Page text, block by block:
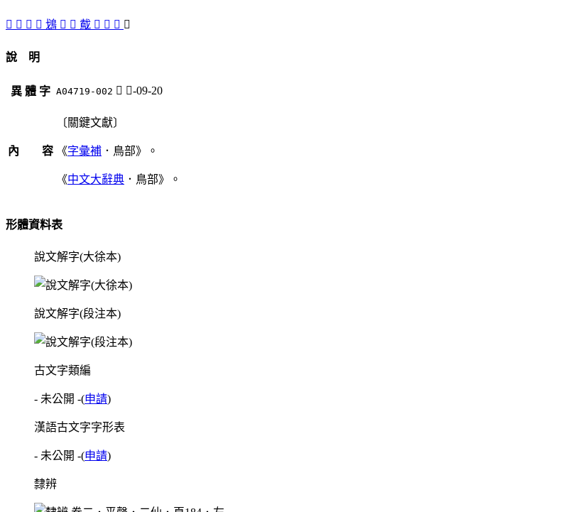
󶹞 𩾢 󶹢 󶹠 𩾷 󶹡 󶹜 䳒 󶹟 𪀝 󶹝 𪃘
說 明
異 體 字 A04719-002 𪃘 鳥-09-20
內 容
〔關鍵文獻〕
《字彙補 ．鳥部》。
《中文大辭典 ．鳥部》。
形體資料表
說文解字(大徐本)
說文解字(段注本)
古文字類編
- 未公開 -(申請)
漢語古文字字形表
- 未公開 -(申請)
隸辨